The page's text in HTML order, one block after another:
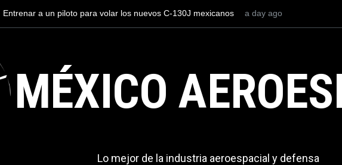
Entrenar a un piloto para volar los nuevos C-130J mexicanos
Con 35,900 pasajeros el
más viajeros
AICM.
a day ago
MÉXICO
Lo mejor de la industria aeroespacial y defensa